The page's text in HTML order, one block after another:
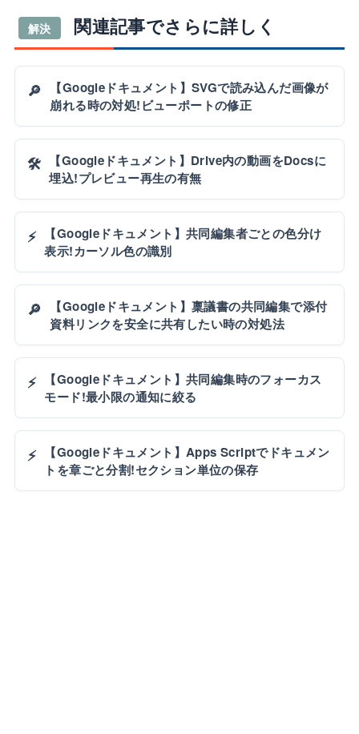
解決 関連記事でさらに詳しく
🔎
【Googleドキュメント】SVGで読み込んだ画像が
崩れる時の対処!ビューポートの修正
🛠️
【Googleドキュメント】Drive内の動画をDocsに
埋込!プレビュー再生の有無
⚡
【Googleドキュメント】共同編集者ごとの色分け
表示!カーソル色の識別
🔎
【Googleドキュメント】稟議書の共同編集で添付
資料リンクを安全に共有したい時の対処法
⚡
【Googleドキュメント】共同編集時のフォーカス
モード!最小限の通知に絞る
⚡
【Googleドキュメント】Apps Scriptでドキュメン
トを章ごと分割!セクション単位の保存